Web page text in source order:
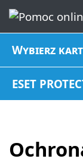
Wybierz
ESET